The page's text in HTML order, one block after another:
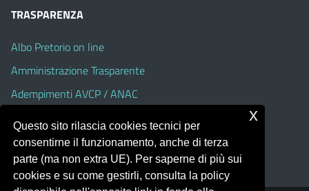
TRASPARENZA
Albo Pretorio on line
Amministrazione Trasparente
Adempimenti AVCP / ANAC
Accesso Civico
Dichiarazione di accessibilità
Questo sito rilascia cookies tecnici per
consentirne il funzionamento, anche di terza
parte (ma non extra UE). Per saperne di più sui
cookies e su come gestirli, consulta la policy
x